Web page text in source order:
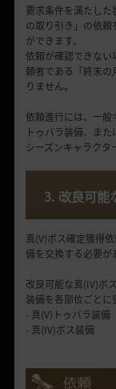
要求条件を満たし
の取り引き」の依
ができます。
依頼が確認できな
頼者である「終末
りません。
依頼進行には、一般
トゥバラ装備、また
シーズンキャラクタ
3. 改良可能
真(V)ボス確定獲得
備を交換する必要が
改良可能な真(IV)ボ
装備を各部位ごとに
- 真(V)トゥバラ装備
- 真(IV)ボス装備